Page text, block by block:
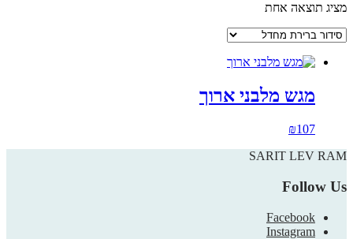
מציג תוצאה אחת
מגש מלבני ארוך
₪107
SARIT LEV RAM
Follow Us
Facebook
Instagram